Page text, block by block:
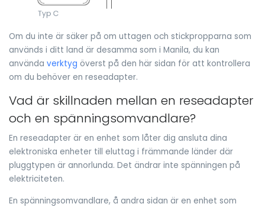
Om du inte är säker på om uttagen och stickpropparna som
används i ditt land är desamma som i Manila, du kan
använda verktyg överst på den här sidan för att kontrollera
om du behöver en reseadapter.
Vad är skillnaden mellan en reseadapter
och en spänningsomvandlare?
En reseadapter är en enhet som låter dig ansluta dina
elektroniska enheter till eluttag i främmande länder där
pluggtypen är annorlunda. Det ändrar inte spänningen på
elektriciteten.
En spänningsomvandlare, å andra sidan är en enhet som